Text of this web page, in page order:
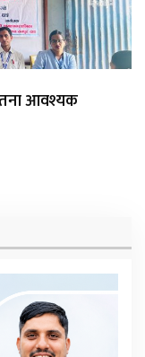
आवश्यक